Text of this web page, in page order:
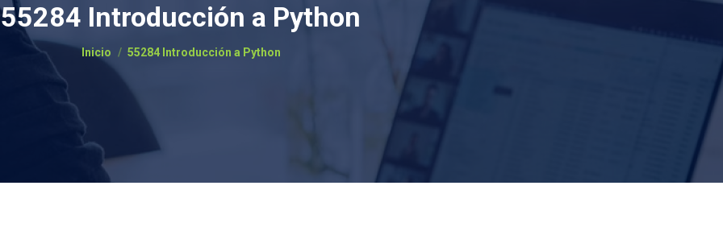
55284 Introducción a Python
Estás aquí:
Inicio 55284 Introducción a Python